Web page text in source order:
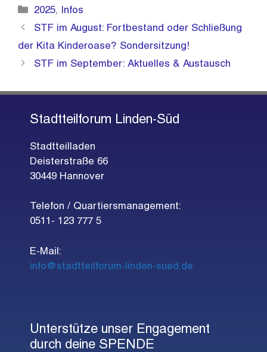
Kategorien
2025,
Infos
STF im August: Fortbestand oder Schließung
der Kita Kinderoase? Sondersitzung!
STF im September: Aktuelles & Austausch
Stadtteilforum Linden-Süd
Stadtteilladen
Deisterstraße 66
30449 Hannover
Telefon / Quartiersmanagement:
0511- 123 777 5
E-Mail:
info@stadtteilforum-linden-sued.de
Unterstütze unser Engagement
durch deine SPENDE